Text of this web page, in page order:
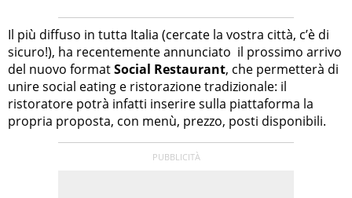
Il più diffuso in tutta Italia (cercate la vostra città, c’è di
sicuro!), ha recentemente annunciato il prossimo arrivo
del nuovo formatSocial Restaurant, che permetterà di
unire social eating e ristorazione tradizionale: il
ristoratore potrà infatti inserire sulla piattaforma la
propria proposta, con menù, prezzo, posti disponibili.